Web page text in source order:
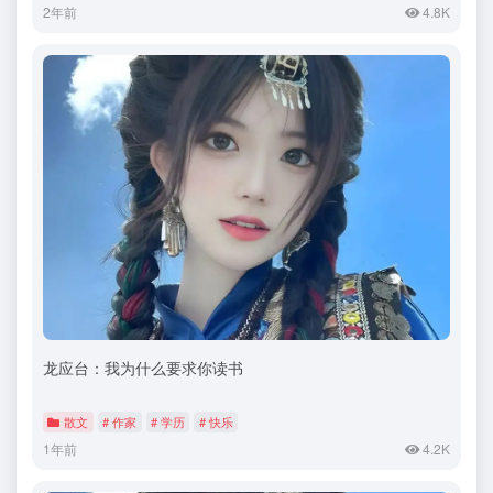
2年前 4.8K
龙应台：我为什么要求你读书
散文 # 作家 # 学历 # 快乐
1年前 4.2K